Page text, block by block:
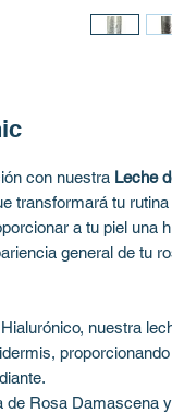
con nuestra Leche
transformará tu
a tu piel una
general de tu
nuestra
de Rosa Damascena